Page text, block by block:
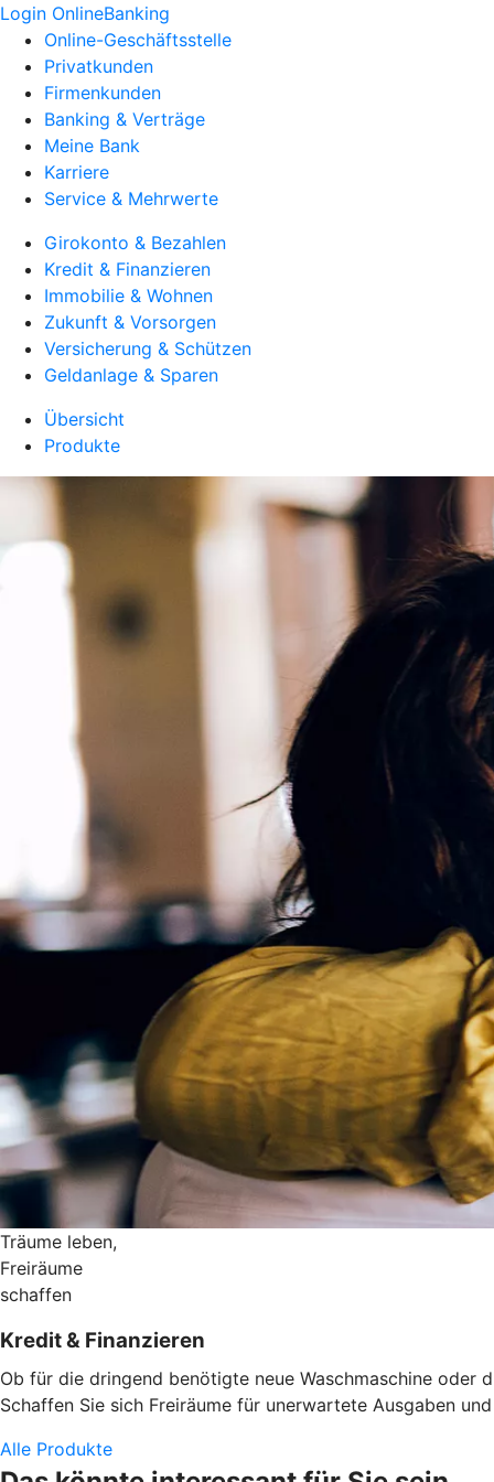
Login OnlineBanking
Online-Geschäftsstelle
Privatkunden
Firmenkunden
Banking & Verträge
Meine Bank
Karriere
Service & Mehrwerte
Girokonto & Bezahlen
Kredit & Finanzieren
Immobilie & Wohnen
Zukunft & Vorsorgen
Versicherung & Schützen
Geldanlage & Sparen
Übersicht
Produkte
Träume leben,
Freiräume
schaffen
Kredit & Finanzieren
Ob für die dringend benötigte neue Waschmaschine oder
Schaffen Sie sich Freiräume für unerwartete Ausgaben
Alle Produkte